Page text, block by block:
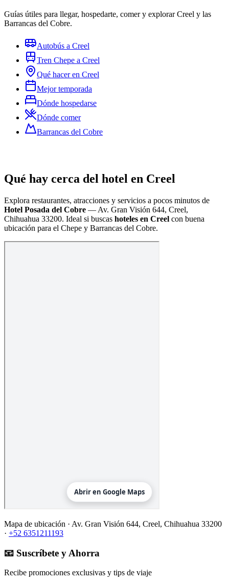
Guías útiles para llegar, hospedarte, comer y explorar Creel y las
Barrancas del Cobre.
Autobús a Creel
Tren Chepe a Creel
Qué hacer en Creel
Mejor temporada
Dónde hospedarse
Dónde comer
Barrancas del Cobre
Qué hay cerca del hotel en Creel
Explora restaurantes, atracciones y servicios a pocos minutos de
Hotel Posada del Cobre — Av. Gran Visión 644, Creel,
Chihuahua 33200. Ideal si buscas hoteles en Creel con buena
ubicación para el Chepe y Barrancas del Cobre.
Mapa de ubicación · Av. Gran Visión 644, Creel, Chihuahua 33200
· +52 6351211193
📧 Suscríbete y Ahorra
Recibe promociones exclusivas y tips de viaje